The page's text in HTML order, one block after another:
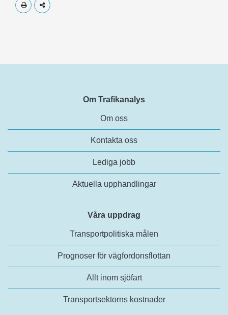
Skriv utDela
Om Trafikanalys
Om oss
Kontakta oss
Lediga jobb
Aktuella upphandlingar
Våra uppdrag
Transportpolitiska målen
Prognoser för vägfordonsflottan
Allt inom sjöfart
Transportsektorns kostnader